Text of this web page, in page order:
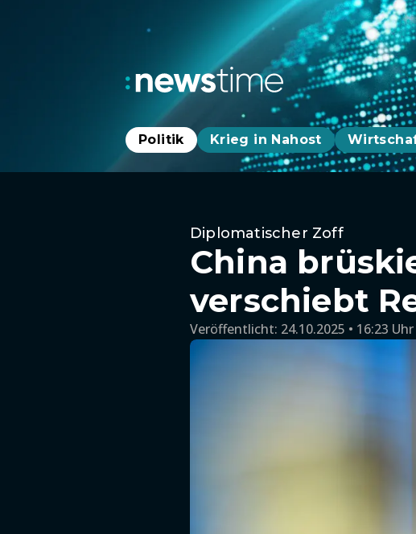
Politik Krieg in Nahost
Diplomatischer Zoff
China
verschiebt
Veröffentlicht: 24.10.2025 • 16:23 Uhr